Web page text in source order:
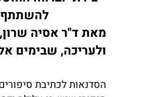
להשתתף
מאת ד"ר אסיה
ולעריכה, שבימים
הסדנאות לכתיבת